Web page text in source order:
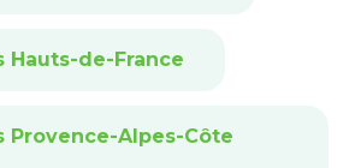
Hauts-de-France
Provence-Alpes-Côte